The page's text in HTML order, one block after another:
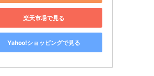
楽天市場で見る
Yahoo!ショッピングで見る